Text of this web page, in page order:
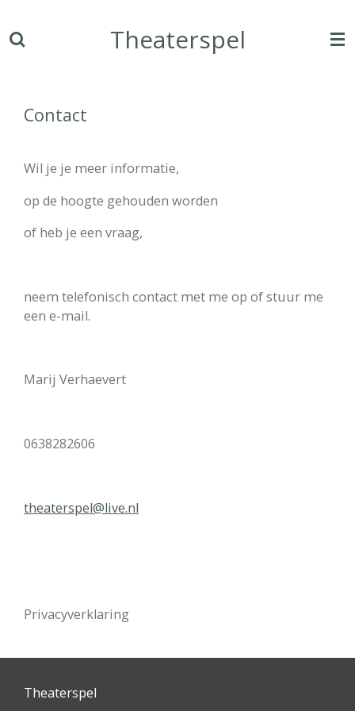
direct
Theaterspel
Contact
Wil je je meer informatie,
op de hoogte gehouden worden
of heb je een vraag,
neem telefonisch contact met me op of stuur me
een e-mail.
Marij Verhaevert
0638282606
theaterspel@live.nl
Privacyverklaring
Theaterspel